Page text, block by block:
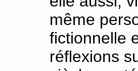
même
fictionnelle
réflexions